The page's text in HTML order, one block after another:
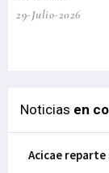
29-Julio-2026
Noticias en
Acicae